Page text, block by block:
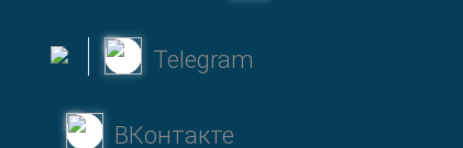
Telegram
ВКонтакте